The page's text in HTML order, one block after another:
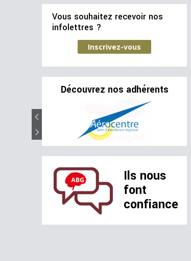
Vous souhaitez recevoir nos
infolettres ?
Inscrivez-vous
Découvrez nos adhérents
Ils nous
font
confiance